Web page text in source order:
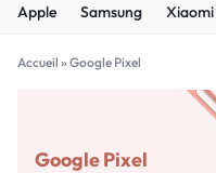
Apple Samsung Xiaomi
Accueil » Google Pixel
Google Pixel